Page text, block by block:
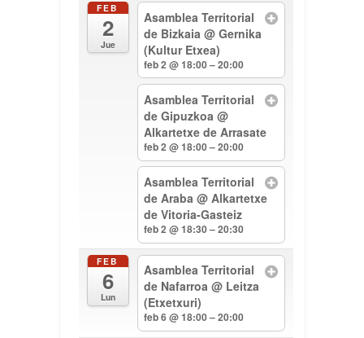
FEB
2
Jue
Asamblea Territorial
de Bizkaia@ Gernika
(Kultur Etxea)
feb 2 @ 18:00 – 20:00
Asamblea Territorial
de Gipuzkoa@
Alkartetxe de Arrasate
feb 2 @ 18:00 – 20:00
Asamblea Territorial
de Araba@ Alkartetxe
de Vitoria-Gasteiz
feb 2 @ 18:30 – 20:30
FEB
6
Lun
Asamblea Territorial
de Nafarroa@ Leitza
(Etxetxuri)
feb 6 @ 18:00 – 20:00